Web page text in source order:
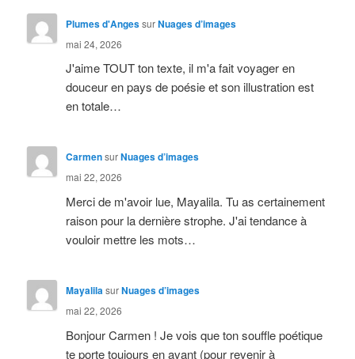
Plumes d'AngessurNuages d’images
mai 24, 2026
J'aime TOUT ton texte, il m'a fait voyager en
douceur en pays de poésie et son illustration est
en totale…
CarmensurNuages d’images
mai 22, 2026
Merci de m'avoir lue, Mayalila. Tu as certainement
raison pour la dernière strophe. J'ai tendance à
vouloir mettre les mots…
MayalilasurNuages d’images
mai 22, 2026
Bonjour Carmen ! Je vois que ton souffle poétique
te porte toujours en avant (pour revenir à